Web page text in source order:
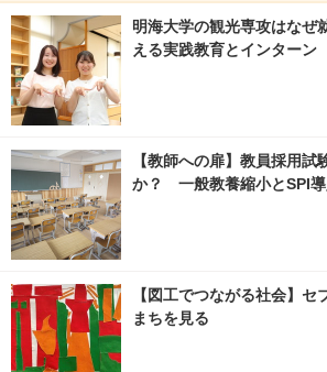
明海大学の観光専攻はなぜ
える実践教育とインターン
【教師への扉】教員採用試
か？ 一般教養縮小とSPI
【図工でつながる社会】セ
まちを見る